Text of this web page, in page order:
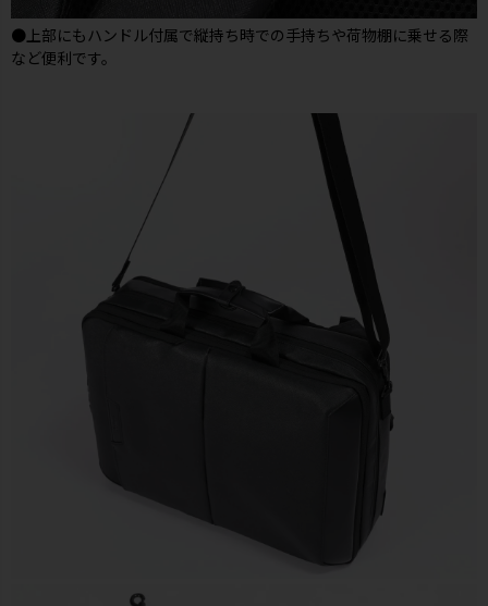
●上部にもハンドル付属で縦持ち時での手持ちや荷物棚に乗せる際
など便利です。